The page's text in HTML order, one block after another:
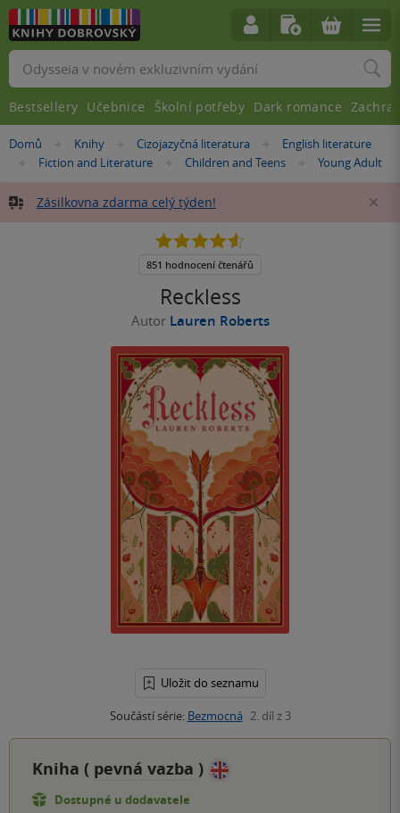
Nacházíte
Domů »Knihy »Cizojazyčná literatura »English literature
»Fiction and Literature »
Children and Teens »
Young Adult
Zásilkovna zdarma celý týden!
Reckless
Autor Lauren Roberts
Uložit do seznamu
Součástí série: Bezmocná 2. díl z 3
4.6
5
851 hodnocení čtenářů
Kniha ( pevná vazba )
Dostupné u dodavatele
Vyhledávání
Bestsellery Učebnice Školní potřeby Dark romance